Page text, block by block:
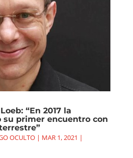
“En 2017 la
primer encuentro con
OCULTO| MAR 1, 2021 |